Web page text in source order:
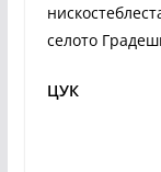
селото
ЦУК